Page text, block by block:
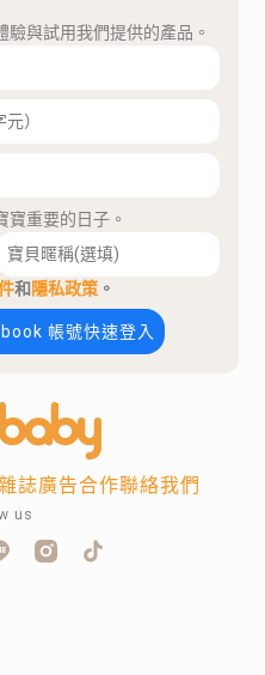
與試用我們提供的產品。
寶重要的日子。
和隱私政策 。
帳號快速登入
誌廣告合作聯絡我們
us